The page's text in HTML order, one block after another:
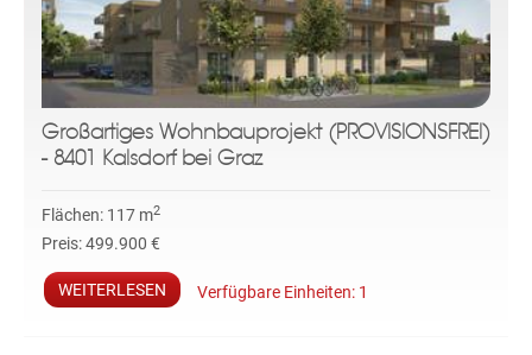
Großartiges Wohnbauprojekt (PROVISIONSFREI)
- 8401 Kalsdorf bei Graz
Flächen: 117 m2
Preis:499.900 €
WEITERLESEN Verfügbare Einheiten: 1